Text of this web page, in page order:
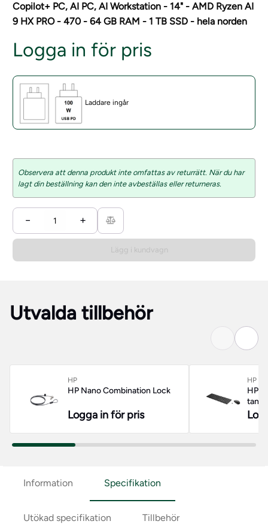
Copilot+ PC, AI PC, AI Workstation - 14" - AMD Ryzen AI
9 HX PRO - 470 - 64 GB RAM - 1 TB SSD - hela norden
Logga in för pris
Laddare ingår
Observera att denna produkt inte omfattas av returrätt. När du har
lagt din beställning kan den inte avbeställas eller returneras.
− +
Lägg i kundvagn
Utvalda tillbehör
HP
HP Nano Combination Lock
Logga in för pris
HP
HP
Information Specifikation
Utökad specifikation Tillbehör